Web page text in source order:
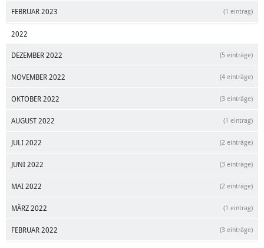
FEBRUAR 2023 (1 eintrag)
2022
DEZEMBER 2022 (5 einträge)
NOVEMBER 2022 (4 einträge)
OKTOBER 2022 (3 einträge)
AUGUST 2022 (1 eintrag)
JULI 2022 (2 einträge)
JUNI 2022 (3 einträge)
MAI 2022 (2 einträge)
MÄRZ 2022 (1 eintrag)
FEBRUAR 2022 (3 einträge)